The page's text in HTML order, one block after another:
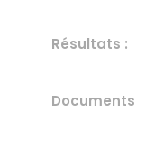
Résultats :
Documents